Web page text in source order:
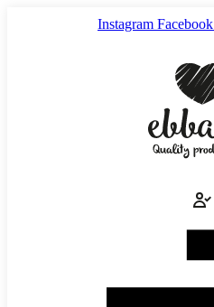
Instagram Facebook